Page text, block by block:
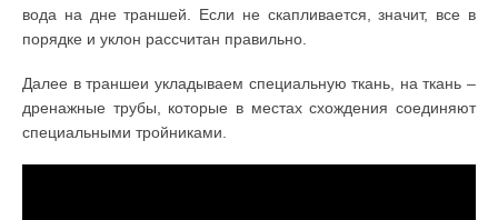
вода на дне траншей. Если не скапливается, значит, все в
порядке и уклон рассчитан правильно.
Далее в траншеи укладываем специальную ткань, на ткань –
дренажные трубы, которые в местах схождения соединяют
специальными тройниками.